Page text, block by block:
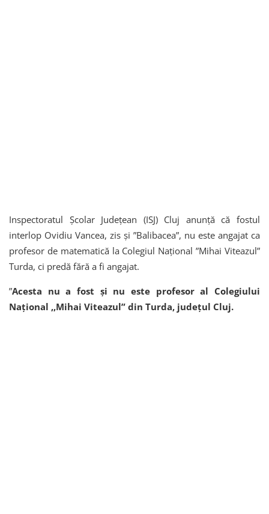
Inspectoratul Școlar Județean (ISJ) Cluj anunță că fostul
interlop Ovidiu Vancea, zis și ”Balibacea”, nu este angajat ca
profesor de matematică la Colegiul Național ”Mihai Viteazul”
Turda, ci predă fără a fi angajat.
”Acesta nu a fost și nu este profesor al Colegiului
Național ,,Mihai Viteazul” din Turda, județul Cluj.